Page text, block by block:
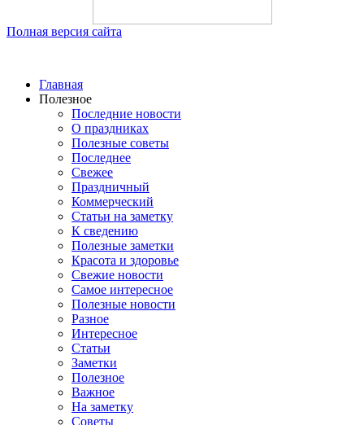
Полная версия сайта
Главная
Полезное
Последние новости
О праздниках
Полезные советы
Последнее
Свежее
Праздничный
Коммерческий
Статьи на заметку
К сведению
Полезные заметки
Красота и здоровье
Свежие новости
Самое интересное
Полезные новости
Разное
Интересное
Статьи
Заметки
Полезное
Важное
На заметку
Советы